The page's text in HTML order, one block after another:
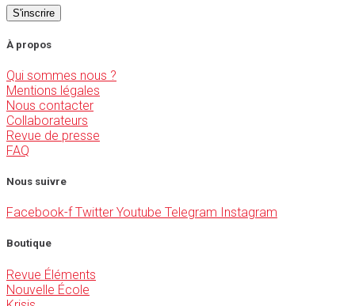
À propos
Qui sommes nous ?
Mentions légales
Nous contacter
Collaborateurs
Revue de presse
FAQ
Nous suivre
Facebook-f Twitter Youtube Telegram Instagram
Boutique
Revue Éléments
Nouvelle École